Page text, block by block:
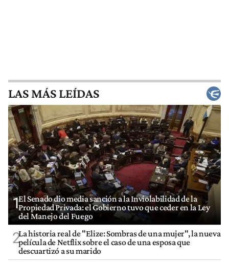
LAS MÁS LEÍDAS
1El Senado dio media sanción a la Inviolabilidad de la
Propiedad Privada: el Gobierno tuvo que ceder en la Ley
del Manejo del Fuego
2La historia real de "Elize: Sombras de una mujer", la nueva
película de Netflix sobre el caso de una esposa que
descuartizó a su marido